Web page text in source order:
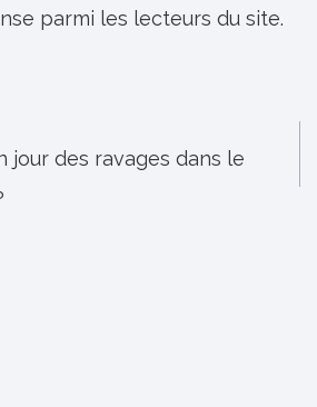
parmi les lecteurs du site.
jour des ravages dans le